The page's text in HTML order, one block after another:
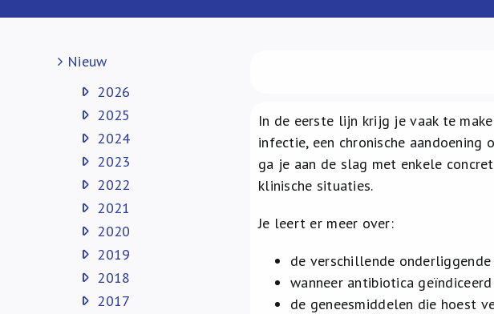
In de eerste lijn krijg je vaak te
infectie, een chronische
ga je aan de slag met enkele
klinische situaties.
Je leert er meer over:
de verschillende
wanneer antibiotica geïndiceerd
de geneesmiddelen die hoest
Nieuw
2026
2025
2024
2023
2022
2021
2020
2019
2018
2017